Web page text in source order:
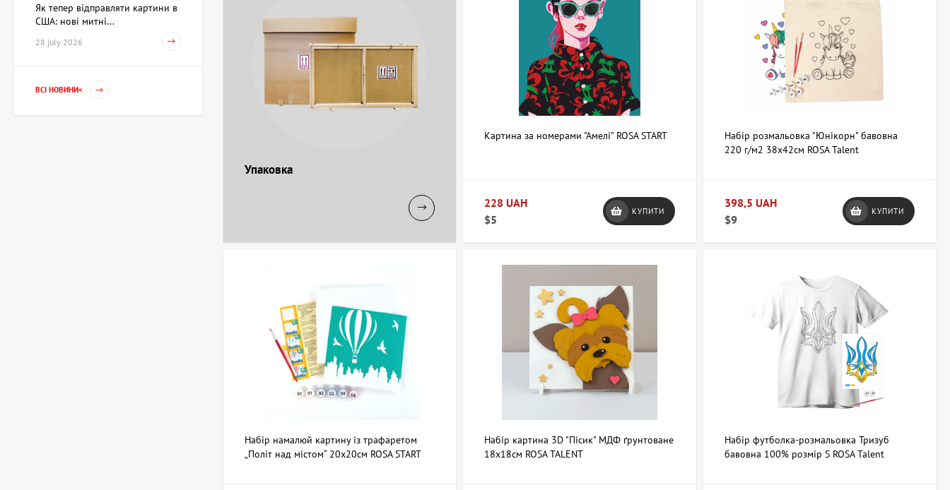
Упаковка
Картина за номерами "Амелі" ROSA START
228 UAH
$5
КУПИТИ
Набір розмальовка "Юнікорн" бавовна
220 г/м2 38х42см ROSA Talent
398,5 UAH
$9
КУПИТИ
Набір намалюй картину із трафаретом
„Політ над містом“ 20х20см ROSA START
Набір картина 3D "Пісик" МДФ ґрунтоване
18х18см ROSA TALENT
Набір футболка-розмальовка Тризуб
бавовна 100% розмір S ROSA Talent
Як тепер відправляти картини в
США: нові митні...
28 july 2026
ВСІ НОВИНИ<